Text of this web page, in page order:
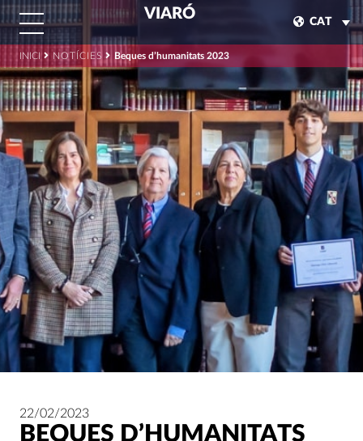
VIARÓ
CAT
INICI NOTÍCIES Beques d’humanitats 2023
22/02/2023
BEQUES D’HUMANITATS